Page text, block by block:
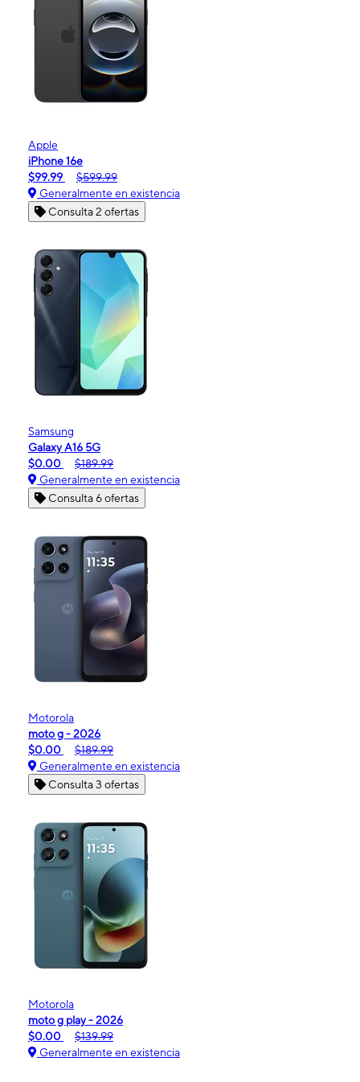
Apple
iPhone 16e
$99.99
$599.99
Generalmente en existencia
Consulta 2 ofertas
Samsung
Galaxy A16 5G
$0.00
$189.99
Generalmente en existencia
Consulta 6 ofertas
Motorola
moto g - 2026
$0.00
$189.99
Generalmente en existencia
Consulta 3 ofertas
Motorola
moto g play - 2026
$0.00
$139.99
Generalmente en existencia